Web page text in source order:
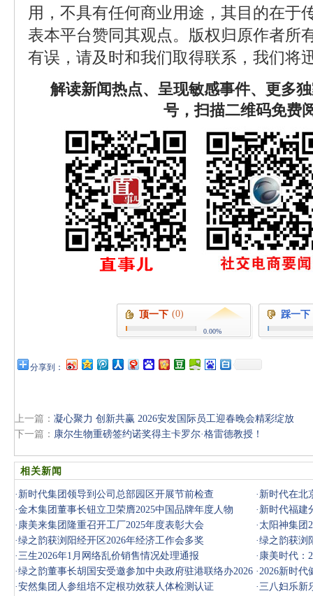
用，不具有任何商业用途，其目的在于
表本平台赞同其观点。版权归原作者所
有误，请及时和我们取得联系，我们将
解读新闻热点、呈现敏感事件、更多
号，扫描二维码免费
顶一下 (0)
0.00%
踩一下
分享到：
上一篇： 凝心聚力 创新共赢 2026安发国际员工迎春晚会精彩绽放
下一篇： 康尔生物重磅签约诺奖得主卡罗尔·格雷德教授！
相关新闻
· 新时代集团领导到公司总部园区开展节前检查 · 新时代在北
·金木集团董事长钮立卫荣膺2025中国品牌年度人物 · 新时代福建
· 康美来集团隆重召开工厂2025年度表彰大会 · 太阳神集团
·绿之韵获浏阳经开区2026年经济工作会多奖 ·绿之韵获浏
·三生2026年1月网络乱价销售情况处理通报 · 康美时代：
·绿之韵董事长胡国安受邀参加中央政府驻港联络办2026
年新春团拜
·2026新时代
·安然集团人参组培不定根功效获人体检测认证 ·三八妇乐新